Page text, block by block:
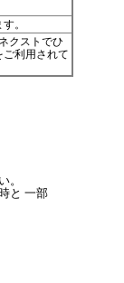
。
クストでひ
利用されて
。
と 一部